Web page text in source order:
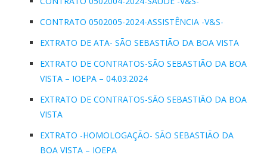
CONTRATO 0502005-2024-ASSISTÊNCIA -V&S-
EXTRATO DE ATA- SÃO SEBASTIÃO DA BOA VISTA
EXTRATO DE CONTRATOS-SÃO SEBASTIÃO DA BOA
VISTA – IOEPA – 04.03.2024
EXTRATO DE CONTRATOS-SÃO SEBASTIÃO DA BOA
VISTA
EXTRATO -HOMOLOGAÇÃO- SÃO SEBASTIÃO DA
BOA VISTA – IOEPA